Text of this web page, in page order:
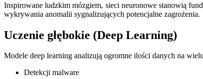
Inspirowane ludzkim mózgiem, sieci neuronowe stanowią
wykrywania anomalii sygnalizujących potencjalne zagrożenia.
Uczenie głębokie (Deep Learning)
Modele deep learning analizują ogromne ilości danych na
Detekcji malware